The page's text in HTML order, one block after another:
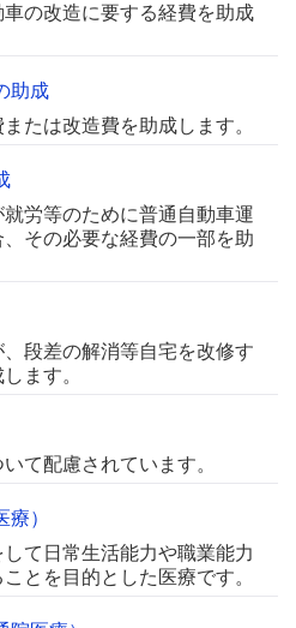
の改造に要する経費を助成
助成
たは改造費を助成します。
労等のために普通自動車運
その必要な経費の一部を助
段差の解消等自宅を改修す
ます。
て配慮されています。
）
て日常生活能力や職業能力
とを目的とした医療です。